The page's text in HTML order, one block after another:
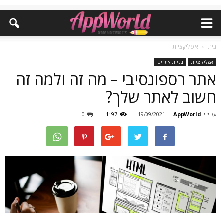
בית אפליקציות
אפליקציות בניית אתרים
אתר רספונסיבי – מה זה ולמה זה
חשוב לאתר שלך?
על ידי AppWorld
-
19/09/2021
1197
0